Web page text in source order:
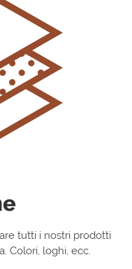
tutti i nostri prodotti
Colori, loghi, ecc.